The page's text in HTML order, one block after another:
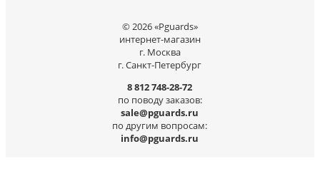
© 2026 «Pguards»
интернет-магазин
г. Москва
г. Санкт-Петербург
8 812 748-28-72
по поводу заказов:
sale@pguards.ru
по другим вопросам:
info@pguards.ru